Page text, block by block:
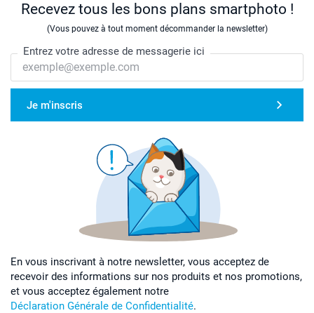
Recevez tous les bons plans smartphoto !
(Vous pouvez à tout moment décommander la newsletter)
Entrez votre adresse de messagerie ici
Je m'inscris
En vous inscrivant à notre newsletter, vous acceptez de
recevoir des informations sur nos produits et nos promotions,
et vous acceptez également notre
Déclaration Générale de Confidentialité.